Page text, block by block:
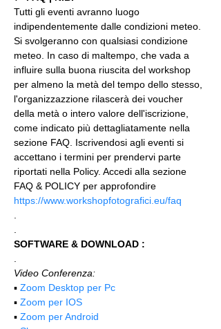
Tutti gli eventi avranno luogo
indipendentemente dalle condizioni meteo.
Si svolgeranno con qualsiasi condizione
meteo. In caso di maltempo, che vada a
influire sulla buona riuscita del workshop
per almeno la metà del tempo dello stesso,
l'organizzazzione rilascerà dei voucher
della metà o intero valore dell'iscrizione,
come indicato più dettagliatamente nella
sezione FAQ. Iscrivendosi agli eventi si
accettano i termini per prendervi parte
riportati nella Policy. Accedi alla sezione
FAQ & POLICY per approfondire
https://www.workshopfotografici.eu/faq
SOFTWARE & DOWNLOAD :
Video Conferenza:
▪️ Zoom Desktop per Pc
▪️ Zoom per IOS
▪️ Zoom per Android